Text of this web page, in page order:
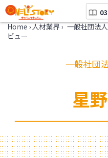
Home › 人材業界 › 一般社団法
ビュー
一般社団
星